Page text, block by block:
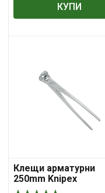
КУПИ
Клещи арматурни
250mm Knipex